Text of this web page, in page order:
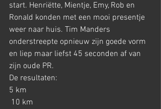
start. Henriëtte, Mientje, Emy, Rob en
Ronald konden met een mooi presentje
weer naar huis. Tim Manders
onderstreepte opnieuw zijn goede vorm
en liep maar liefst 45 seconden af van
zijn oude PR.
De resultaten:
5 km
10 km